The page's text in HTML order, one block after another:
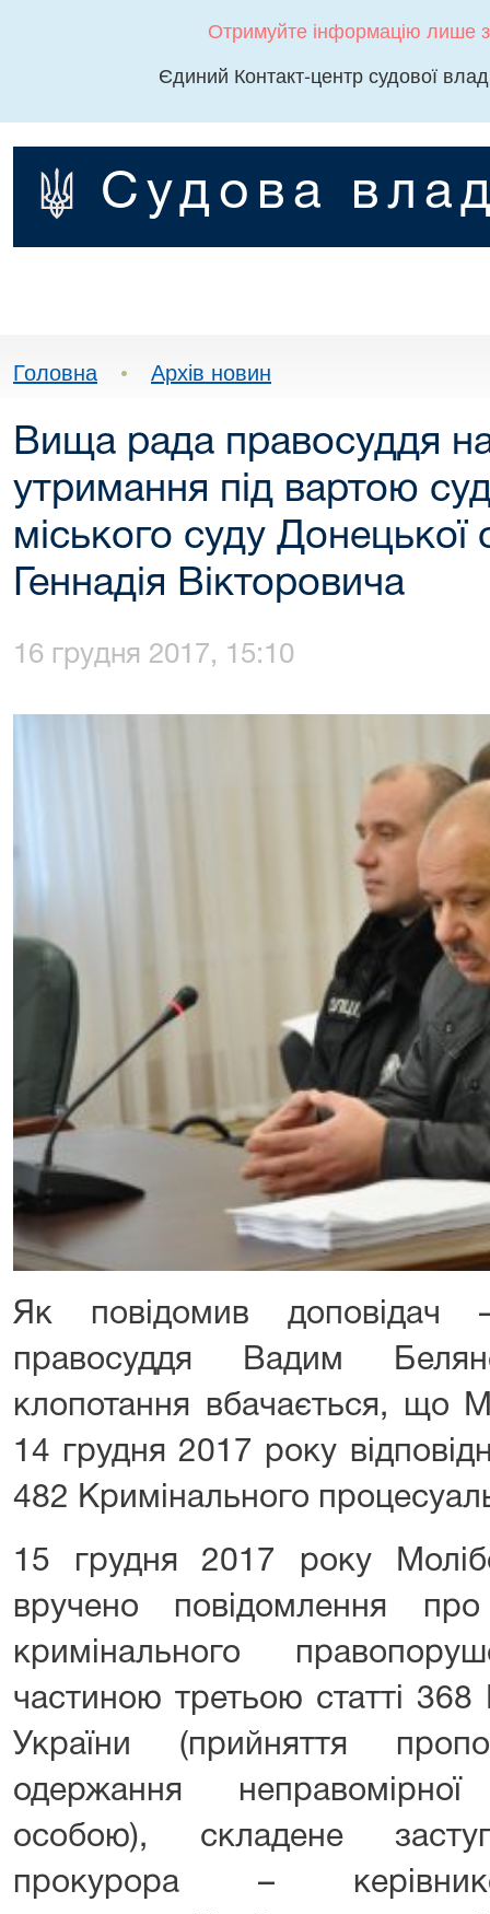
Отримуйте інформацію лише
Єдиний Контакт-центр судової
Судова
Головна • Архів новин
Вища рада правосуддя
утримання під вартою
міського суду Донецької
Геннадія Вікторовича
16 грудня 2017, 15:10
Як повідомив
правосуддя Вадим
клопотання вбачається, що
14 грудня 2017 року
482 Кримінального
15 грудня 2017 року
вручено повідомлення
кримінального
частиною третьою статті 368
України (прийняття
одержання
особою), складене
прокурора –